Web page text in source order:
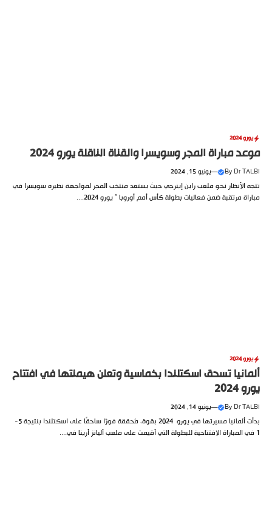
يورو 2024
موعد مباراة المجر وسويسرا والقناة الناقلة يورو 2024
By Dr TALBI
—يونيو 15, 2024
تتجه الأنظار نحو ملعب راين إينرجي حيث يستعد منتخب المجر لمواجهة نظيره سويسرا في
مباراة مرتقبة ضمن فعاليات بطولة كأس أمم أوروبا ” يورو 2024....
يورو 2024
ألمانيا تسحق اسكتلندا بخماسية وتعلن هيمنتها في افتتاح
يورو 2024
By Dr TALBI
—يونيو 14, 2024
بدأت ألمانيا مسيرتها في يورو 2024 بقوة، مُحققة فوزًا ساحقًا على اسكتلندا بنتيجة 5-
1 في المباراة الافتتاحية للبطولة التي أقيمت على ملعب أليانز أرينا في....